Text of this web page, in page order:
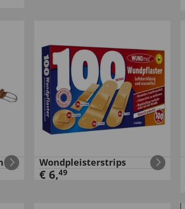
Wondpleisterstrips
€ 6,49